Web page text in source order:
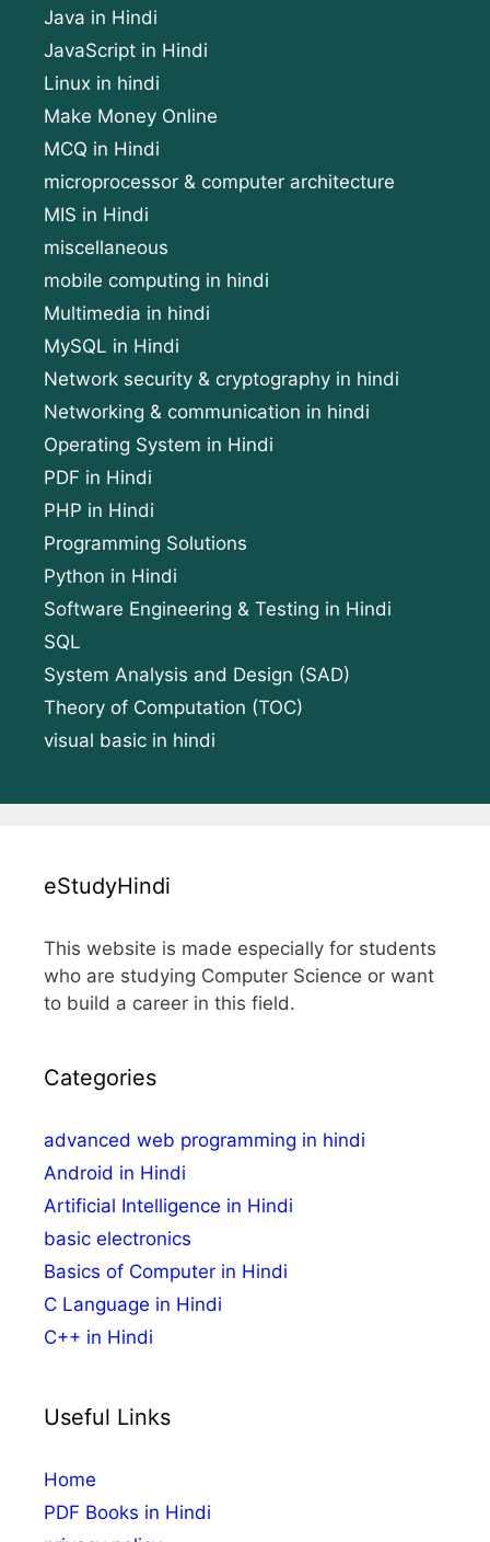
Java in Hindi
JavaScript in Hindi
Linux in hindi
Make Money Online
MCQ in Hindi
microprocessor & computer architecture
MIS in Hindi
miscellaneous
mobile computing in hindi
Multimedia in hindi
MySQL in Hindi
Network security & cryptography in hindi
Networking & communication in hindi
Operating System in Hindi
PDF in Hindi
PHP in Hindi
Programming Solutions
Python in Hindi
Software Engineering & Testing in Hindi
SQL
System Analysis and Design (SAD)
Theory of Computation (TOC)
visual basic in hindi
eStudyHindi
This website is made especially for students
who are studying Computer Science or want
to build a career in this field.
Categories
advanced web programming in hindi
Android in Hindi
Artificial Intelligence in Hindi
basic electronics
Basics of Computer in Hindi
C Language in Hindi
C++ in Hindi
Useful Links
Home
PDF Books in Hindi